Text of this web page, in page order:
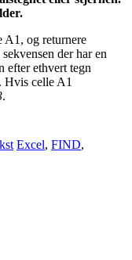
A1, og returnere
der har en
efter ethvert tegn
Hvis celle A1
.
Excel, FIND,